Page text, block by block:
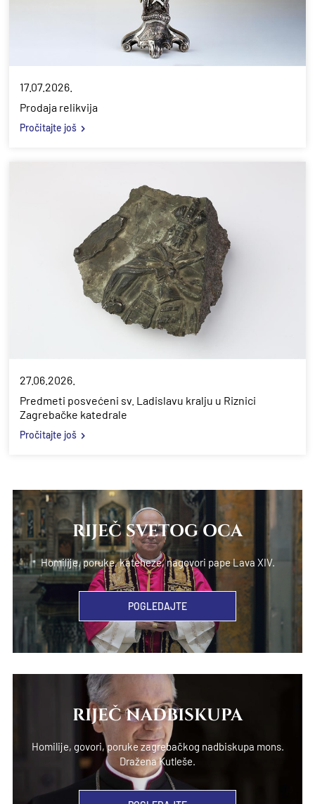
17.07.2026.
Prodaja relikvija
Pročitajte još
27.06.2026.
Predmeti posvećeni sv. Ladislavu kralju u Riznici
Zagrebačke katedrale
Pročitajte još
RIJEČ SVETOG OCA
Homilije, poruke, kateheze, nagovori pape Lava XIV.
POGLEDAJTE
RIJEČ NADBISKUPA
Homilije, govori, poruke zagrebačkog nadbiskupa mons.
Dražena Kutleše.